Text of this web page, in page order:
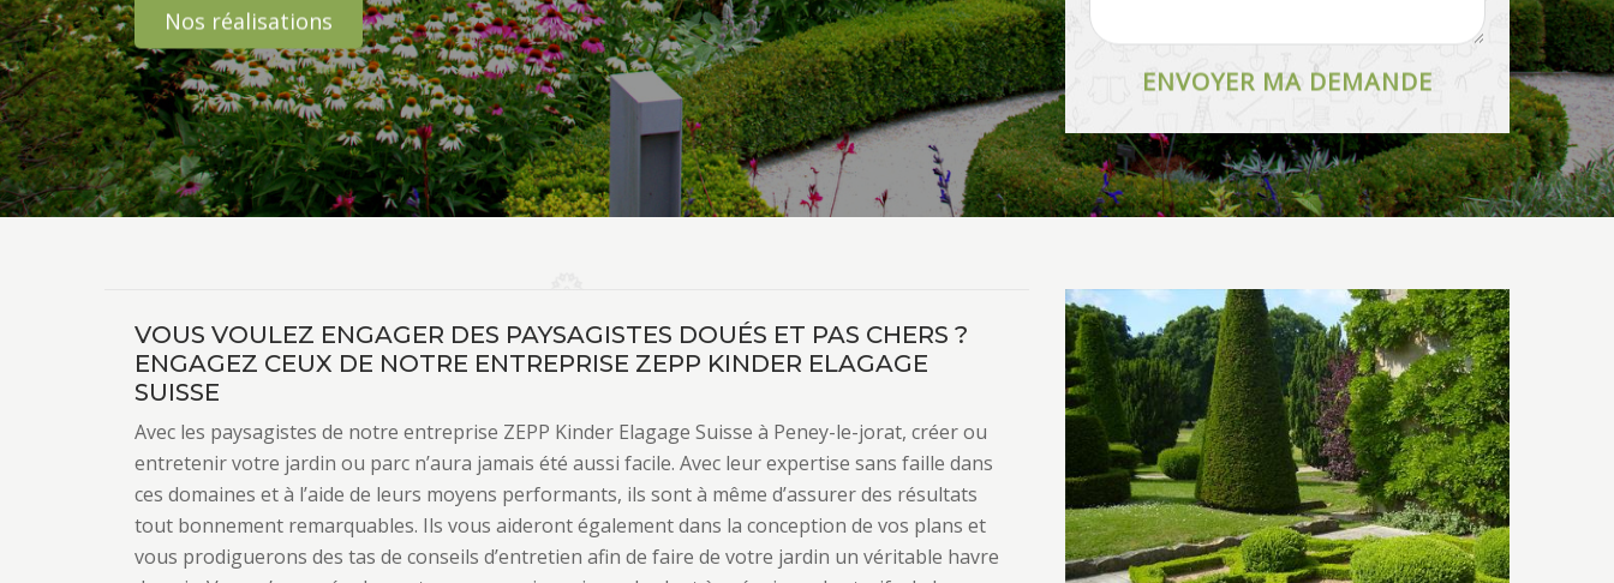
Nos réalisations
VOUS VOULEZ ENGAGER DES PAYSAGISTES DOUÉS ET PAS CHERS ?
ENGAGEZ CEUX DE NOTRE ENTREPRISE ZEPP KINDER ELAGAGE
SUISSE
Avec les paysagistes de notre entreprise ZEPP Kinder Elagage Suisse à Peney-le-jorat, créer ou
entretenir votre jardin ou parc n’aura jamais été aussi facile. Avec leur expertise sans faille dans
ces domaines et à l’aide de leurs moyens performants, ils sont à même d’assurer des résultats
tout bonnement remarquables. Ils vous aideront également dans la conception de vos plans et
vous prodiguerons des tas de conseils d’entretien afin de faire de votre jardin un véritable havre